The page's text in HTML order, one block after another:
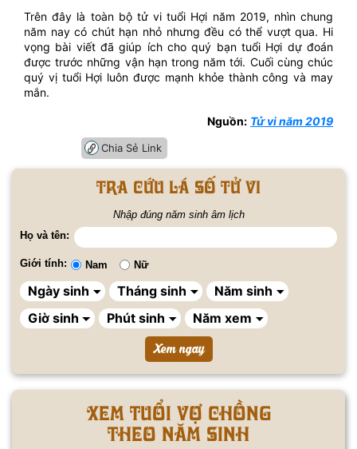
Trên đây là toàn bộ tử vi tuổi Hợi năm 2019, nhìn chung
năm nay có chút hạn nhỏ nhưng đều có thể vượt qua. Hi
vọng bài viết đã giúp ích cho quý bạn tuổi Hợi dự đoán
được trước những vận hạn trong năm tới. Cuối cùng chúc
quý vị tuổi Hợi luôn được mạnh khỏe thành công và may
mắn.
Nguồn: Tử vi năm 2019
Chia Sẻ Link
Tra cứu lá số tử vi
Nhập đúng năm sinh âm lịch
Họ và tên:
Giới tính: Nam Nữ
Xem tuổi vợ chồng
theo năm sinh